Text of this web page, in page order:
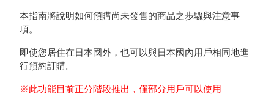
本指南將說明如何預購尚未發售的商品之步驟與注意事
項。
即使您居住在日本國外，也可以與日本國內用戶相同地進
行預約訂購。
※此功能目前正分階段推出，僅部分用戶可以使用